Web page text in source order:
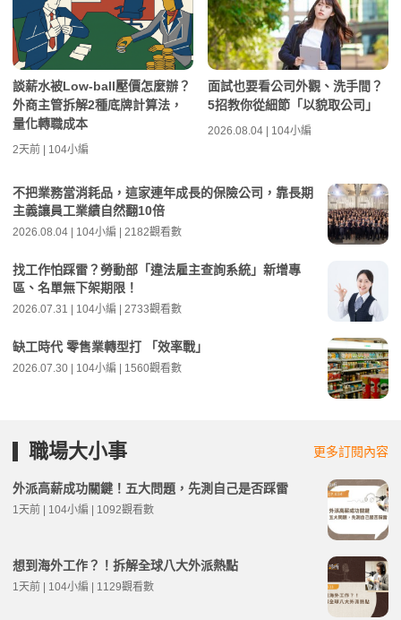
談薪水被Low-ball壓價怎麼辦？
外商主管拆解2種底牌計算法，
量化轉職成本
2天前 | 104小編
面試也要看公司外觀、洗手間？
5招教你從細節「以貌取公司」
2026.08.04 | 104小編
不把業務當消耗品，這家連年成長的保險公司，靠長期
主義讓員工業績自然翻10倍
2026.08.04 | 104小編 | 2182觀看數
找工作怕踩雷？勞動部「違法雇主查詢系統」新增專
區、名單無下架期限！
2026.07.31 | 104小編 | 2733觀看數
缺工時代 零售業轉型打 「效率戰」
2026.07.30 | 104小編 | 1560觀看數
職場大小事 更多訂閱內容
外派高薪成功關鍵！五大問題，先測自己是否踩雷
1天前 | 104小編 | 1092觀看數
想到海外工作？！拆解全球八大外派熱點
1天前 | 104小編 | 1129觀看數